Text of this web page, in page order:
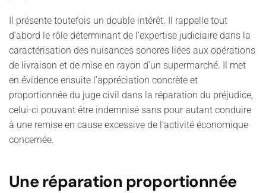
Il présente toutefois un double intérêt. Il rappelle tout
d’abord le rôle déterminant de l’expertise judiciaire dans la
caractérisation des nuisances sonores liées aux opérations
de livraison et de mise en rayon d’un supermarché. Il met
en évidence ensuite l’appréciation concrète et
proportionnée du juge civil dans la réparation du préjudice,
celui-ci pouvant être indemnisé sans pour autant conduire
à une remise en cause excessive de l’activité économique
concernée.
Une réparation proportionnée